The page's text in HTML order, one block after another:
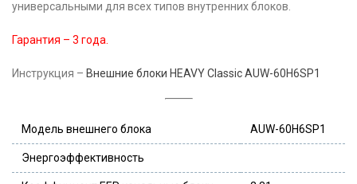
универсальными для всех типов внутренних блоков.
Гарантия – 3 года.
Инструкция – Внешние блоки HEAVY Classic AUW-60H6SP1
Модель внешнего блока AUW-60H6SP1
Энергоэффективность